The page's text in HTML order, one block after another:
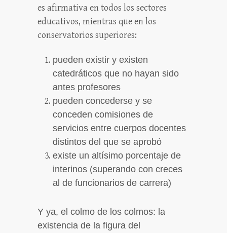
es afirmativa en todos los sectores
educativos, mientras que en los
conservatorios superiores:
pueden existir y existen
catedráticos que no hayan sido
antes profesores
pueden concederse y se
conceden comisiones de
servicios entre cuerpos docentes
distintos del que se aprobó
existe un altísimo porcentaje de
interinos (superando con creces
al de funcionarios de carrera)
Y ya, el colmo de los colmos: la
existencia de la figura del